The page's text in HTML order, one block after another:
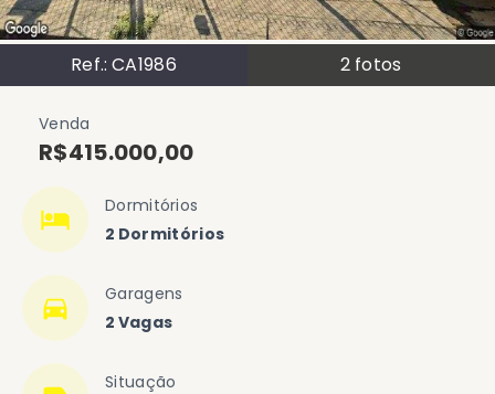
Ref.:CA1986 2 fotos
Venda
R$415.000,00
Dormitórios
2 Dormitórios
Garagens
2 Vagas
Situação